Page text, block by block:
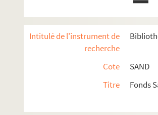
Intitulé de l'instrument de
recherche
Cote
SAND
Titre
Fonds